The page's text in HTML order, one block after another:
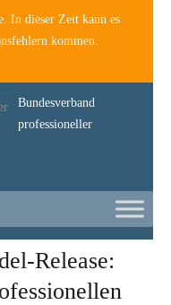
In dieser Zeit kann es
kommen.
Bundesverband
professioneller
Release: